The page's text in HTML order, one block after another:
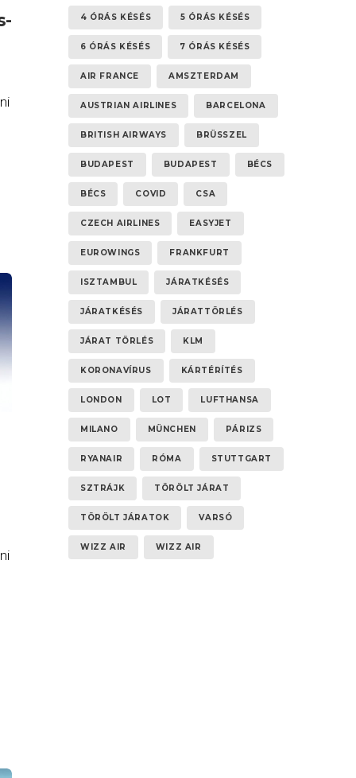
4 ÓRÁS KÉSÉS 5 ÓRÁS KÉSÉS
6 ÓRÁS KÉSÉS 7 ÓRÁS KÉSÉS
AIR FRANCE AMSZTERDAM
AUSTRIAN AIRLINES BARCELONA
BRITISH AIRWAYS BRÜSSZEL
BUDAPEST BUDAPEST BÉCS
BÉCS COVID CSA
CZECH AIRLINES EASYJET
EUROWINGS FRANKFURT
ISZTAMBUL JÁRATKÉSÉS
JÁRATKÉSÉS JÁRATTÖRLÉS
JÁRAT TÖRLÉS KLM
KORONAVÍRUS KÁRTÉRÍTÉS
LONDON LOT LUFTHANSA
MILANO MÜNCHEN PÁRIZS
RYANAIR RÓMA STUTTGART
SZTRÁJK TÖRÖLT JÁRAT
TÖRÖLT JÁRATOK VARSÓ
WIZZ AIR WIZZ AIR